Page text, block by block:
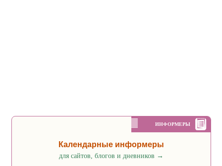
ИНФОРМЕРЫ
Календарные информеры
для сайтов, блогов и дневников →